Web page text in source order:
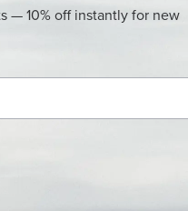
— 10% off instantly for new